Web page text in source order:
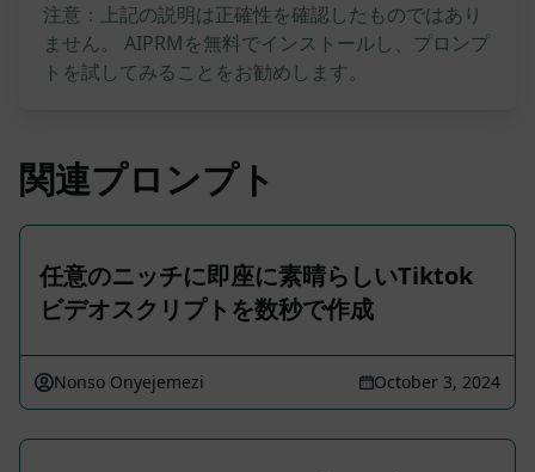
注意：上記の説明は正確性を確認したものではあり
ません。 AIPRMを無料でインストールし、プロンプ
トを試してみることをお勧めします。
関連プロンプト
任意のニッチに即座に素晴らしいTiktok
ビデオスクリプトを数秒で作成
Nonso Onyejemezi October 3, 2024